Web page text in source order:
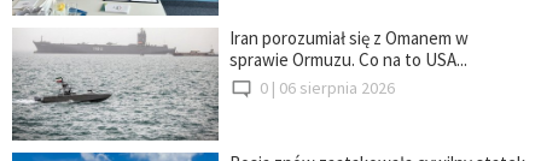
Iran porozumiał się z Omanem w
sprawie Ormuzu. Co na to USA...
0 | 06 sierpnia 2026